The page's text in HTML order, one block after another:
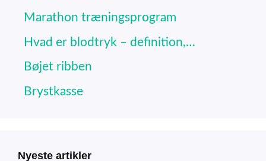
Marathon træningsprogram
Hvad er blodtryk – definition,…
Bøjet ribben
Brystkasse
Nyeste artikler